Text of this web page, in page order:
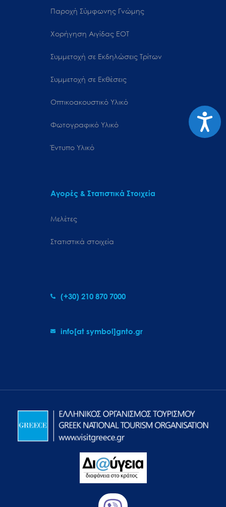
Παροχή Σύμφωνης Γνώμης
Χορήγηση Αιγίδας ΕΟΤ
Συμμετοχή σε Εκδηλώσεις Τρίτων
Συμμετοχή σε Εκθέσεις
Οπτικοακουστικό Υλικό
Φωτογραφικό Υλικό
Έντυπο Υλικό
Αγορές & Στατιστικά Στοιχεία
Μελέτες
Στατιστικά στοιχεία
(+30) 210 870 7000
info[at symbol]gnto.gr